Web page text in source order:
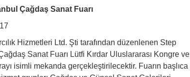
Çağdaş Sanat Fuarı
Hizmetleri Ltd. Şti tarafından düzenlenen Step
Sanat Fuarı Lütfi Kırdar Uluslararası Kongre ve
isimli mekanda gerçekleştirilecektir. Fuarın başlıca